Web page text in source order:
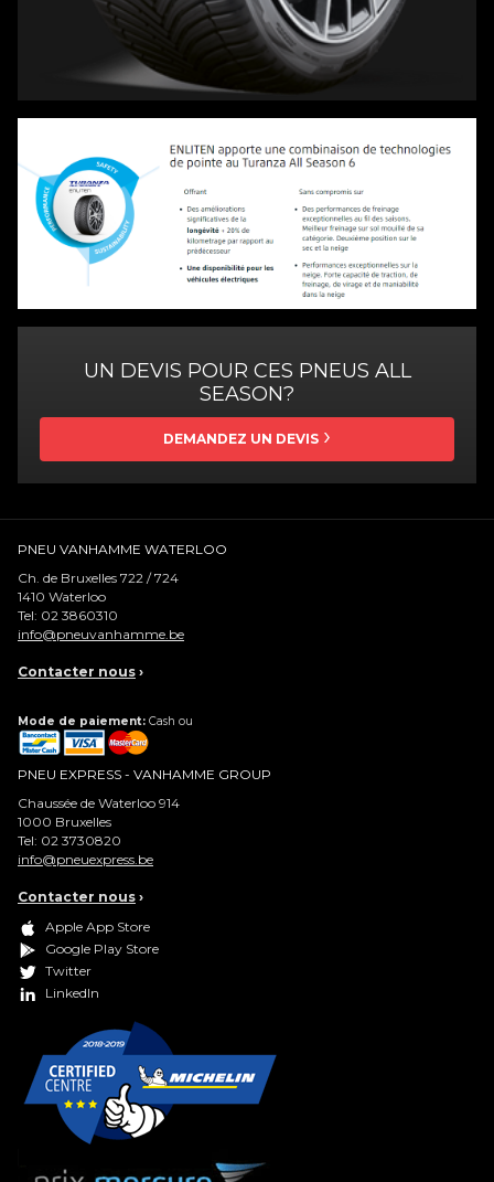
UN DEVIS POUR CES PNEUS ALL
SEASON?
DEMANDEZ UN DEVIS
PNEU VANHAMME WATERLOO
Ch. de Bruxelles 722 / 724
1410 Waterloo
Tel: 02 3860310
info@pneuvanhamme.be
Contacter nous ›
Mode de paiement: Cash ou
PNEU EXPRESS - VANHAMME GROUP
Chaussée de Waterloo 914
1000 Bruxelles
Tel: 02 3730820
info@pneuexpress.be
Contacter nous ›
Apple App Store
Google Play Store
Twitter
LinkedIn